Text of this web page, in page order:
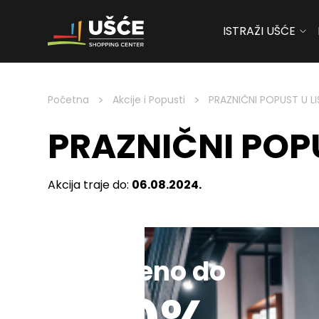
Skip to content
ISTRAŽI UŠĆE
Početna > Akcije i Popusti > PRAZNIČNI POPUST U
PRAZNIČNI
Akcija traje do: 06.08.2024.
Sniženo do